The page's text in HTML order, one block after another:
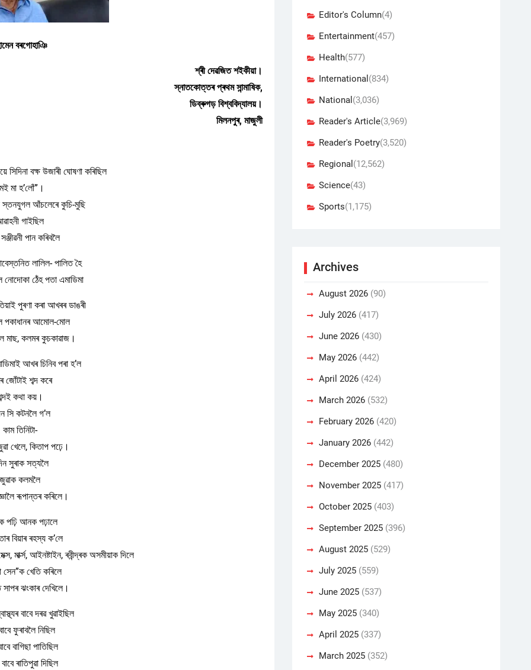
বৰগোহাঞি
শ্ৰী দেৱজিত শইকীয়া।
স্নাতকোত্তৰ প্ৰথম সান্মাষিক,
ডিব্ৰুগড় বিশ্ববিদ্যালয়।
মিলনপুৰ, মাজুলী
সিদিনা বক্ষ উজাৰী ঘোষণা কৰিছিল
মা হ’লোঁ”।
স্তনযুগল আঁচলেৰে কুচি-মুছি
গাইছিল
পান কৰিবলৈ
লালিল- পালিত হৈ
নোদোকা ঠেঁহ পতা এমাডিমা
পুৰণা কৰা আখৰৰ ডাঙৰী
পকাধানৰ আমোল-মোল
মাছ, কলমৰ কুচকাৱাজ।
আখৰ চিনিব পৰা হ’ল
জোঁটাই শব্দ কৰে
কথা কয়।
সি কটনলৈ গ’ল
কাম তিনিটা-
খেলে, কিতাপ পঢ়ে।
সুৰাক সত্যলৈ
জুৱাক কলমলৈ
ৰূপান্তৰ কৰিলে।
পঢ়ি আনক পঢ়ালে
বিয়াৰ ৰহস্য ক’লে
মাৰ্ক্স, আইনষ্টাইন, ৰবীন্দ্ৰক অসমীয়াক দিলে
সেন”ক খেতি কৰিলে
ঝংকাৰ দেখিলে।
বাবে দৰৱ খুৱাইছিল
ফুৰাবলৈ নিছিল
বাগিছা পাতিছিল
ৰাতিপুৱা দিছিল
Editor's Column(4)
Entertainment(457)
Health(577)
International (834)
National (3,036)
Reader's Article(3,969)
Reader's Poetry(3,520)
Regional (12,562)
Science(43)
Sports(1,175)
Archives
August 2026 (90)
July 2026 (417)
June 2026 (430)
May 2026 (442)
April 2026 (424)
March 2026 (532)
February 2026 (420)
January 2026 (442)
December 2025 (480)
November 2025 (417)
October 2025 (403)
September 2025 (396)
August 2025 (529)
July 2025 (559)
June 2025 (537)
May 2025 (340)
April 2025 (337)
March 2025 (352)